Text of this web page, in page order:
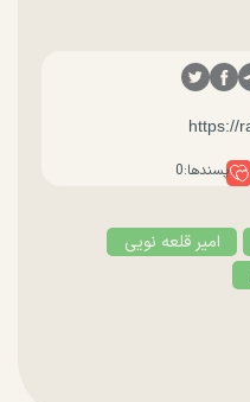
پسندها:0
امیر قلعه نویی